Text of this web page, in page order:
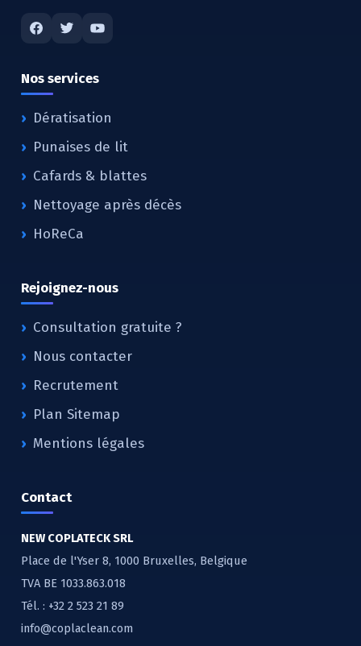
Nos services
Dératisation
Punaises de lit
Cafards & blattes
Nettoyage après décès
HoReCa
Rejoignez-nous
Consultation gratuite ?
Nous contacter
Recrutement
Plan Sitemap
Mentions légales
Contact
NEW COPLATECK SRL
Place de l'Yser 8, 1000 Bruxelles, Belgique
TVA BE 1033.863.018
Tél. : +32 2 523 21 89
info@coplaclean.com